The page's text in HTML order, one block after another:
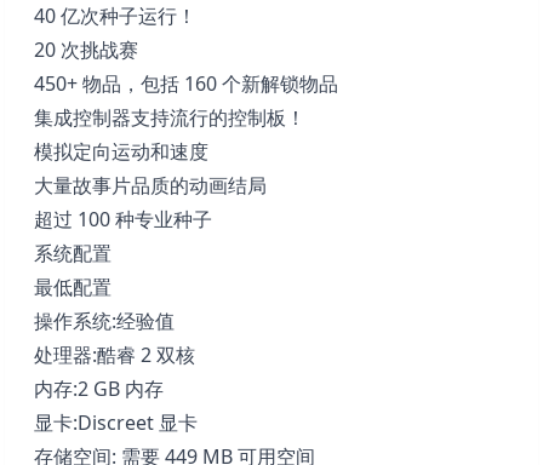
40 亿次种子运行！
20 次挑战赛
450+ 物品，包括 160 个新解锁物品
集成控制器支持流行的控制板！
模拟定向运动和速度
大量故事片品质的动画结局
超过 100 种专业种子
系统配置
最低配置
操作系统:经验值
处理器:酷睿 2 双核
内存:2 GB 内存
显卡:Discreet 显卡
存储空间: 需要 449 MB 可用空间